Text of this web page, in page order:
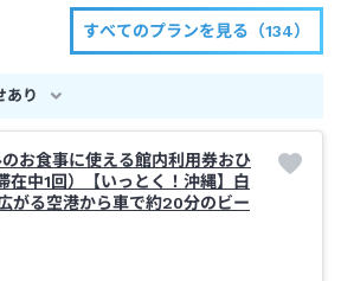
すべてのプランを見る（134）
あり
のお食事に使える館内利用券おひ
在中1回）【いっとく！沖縄】白
がる空港から車で約20分のビー